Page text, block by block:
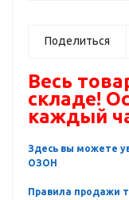
Поделиться
Весь
складе!
каждый
Здесь вы можете
ОЗОН
Правила продажи